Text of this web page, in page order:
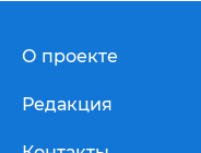
О проекте
Редакция